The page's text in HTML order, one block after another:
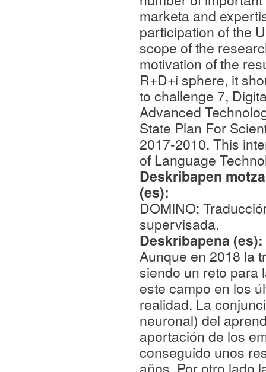
marketa and
participation of the
scope of the
motivation of the
R+D+i sphere, it
to challenge 7,
Advanced
State Plan For
2017-2010. This
of Language
Deskribapen
(es):
DOMINO:
supervisada.
Deskribapena (es):
Aunque en 2018 la
siendo un reto para
este campo en los
realidad. La
neuronal) del
aportación de los
conseguido unos
años. Por otro lado